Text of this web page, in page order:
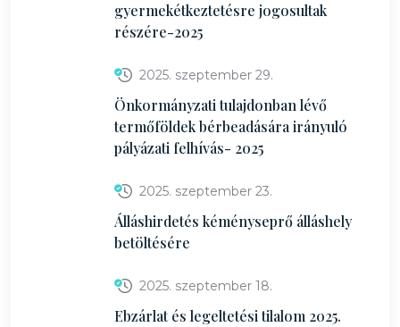
gyermekétkeztetésre jogosultak
részére-2025
2025. szeptember 29.
Önkormányzati tulajdonban lévő
termőföldek bérbeadására irányuló
pályázati felhívás- 2025
2025. szeptember 23.
Álláshirdetés kéményseprő álláshely
betöltésére
2025. szeptember 18.
Ebzárlat és legeltetési tilalom 2025.